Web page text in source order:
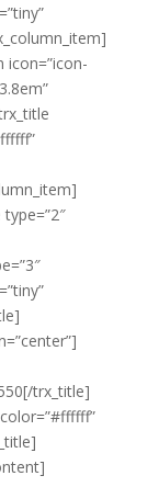
icon=”icon-
trx_title]